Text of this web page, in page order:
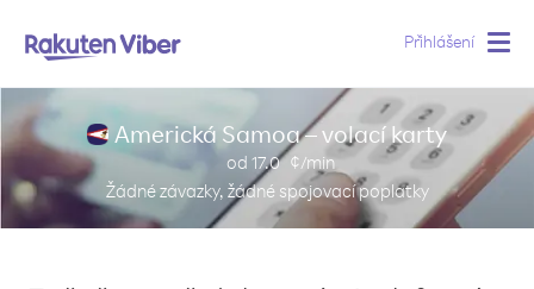
Přihlášení
Americká Samoa – volací karty
od 17.0 ¢/min
Žádné závazky, žádné spojovací poplatky